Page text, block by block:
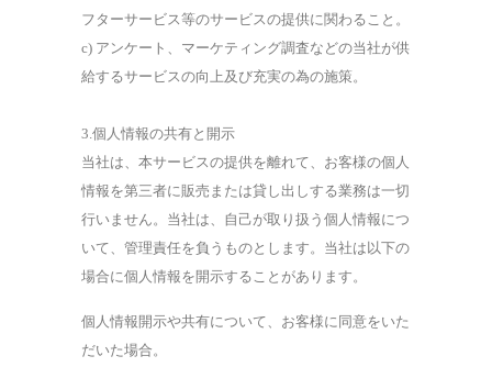
フターサービス等のサービスの提供に関わること。
c) アンケート、マーケティング調査などの当社が供
給するサービスの向上及び充実の為の施策。
3.個人情報の共有と開示
当社は、本サービスの提供を離れて、お客様の個人
情報を第三者に販売または貸し出しする業務は一切
行いません。当社は、自己が取り扱う個人情報につ
いて、管理責任を負うものとします。当社は以下の
場合に個人情報を開示することがあります。
個人情報開示や共有について、お客様に同意をいた
だいた場合。